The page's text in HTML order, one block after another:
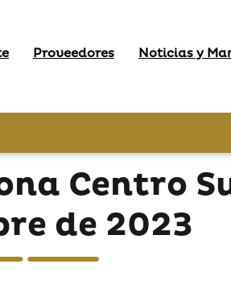
Proveedores Noticias y
Centro
de 2023